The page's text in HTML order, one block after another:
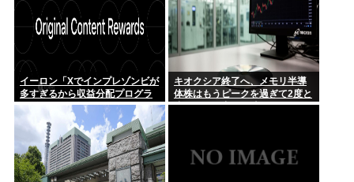
イーロン「Xでインプレゾンビが
多すぎるから収益分配プログラ
ムやめるわ」
キオクシア終了へ、メモリ半導
体株はもうピークを過ぎて2度と
戻らない。中国の時代になると